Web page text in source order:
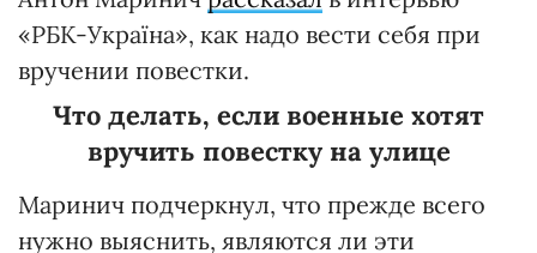
«РБК-Україна», как надо вести себя при
вручении повестки.
Что делать, если военные хотят
вручить повестку на улице
Маринич подчеркнул, что прежде всего
нужно выяснить, являются ли эти